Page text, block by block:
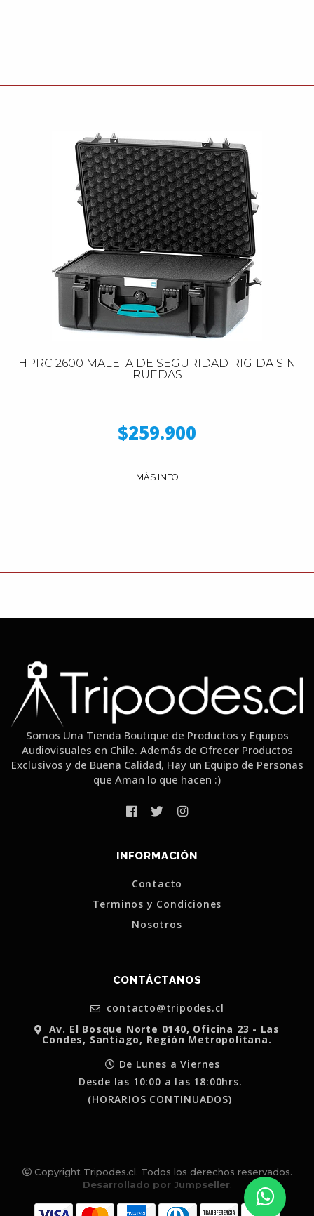
HPRC 2600 MALETA DE SEGURIDAD RIGIDA SIN
RUEDAS
$259.900
MÁS INFO
Somos Una Tienda Boutique de Productos y Equipos
Audiovisuales en Chile. Además de Ofrecer Productos
Exclusivos y de Buena Calidad, Hay un Equipo de Personas
que Aman lo que hacen :)
INFORMACIÓN
Contacto
Terminos y Condiciones
Nosotros
CONTÁCTANOS
contacto@tripodes.cl
Av. El Bosque Norte 0140, Oficina 23 - Las
Condes, Santiago, Región Metropolitana.
De Lunes a Viernes
Desde las 10:00 a las 18:00hrs.
(HORARIOS CONTINUADOS)
Copyright Tripodes.cl. Todos los derechos reservados.
Desarrollado por Jumpseller.